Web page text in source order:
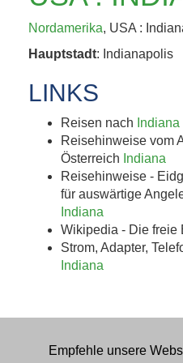
K.U.K.-
TRÜFFEL
Jetzt
Nordamerika, USA :
Hauptstadt: Indianapolis
LINKS
Reisen nach Indiana
Reisehinweise vom
Österreich Indiana
Reisehinweise -
für auswärtige
Indiana
Wikipedia - Die freie
Strom, Adapter,
Indiana
Empfehle unsere